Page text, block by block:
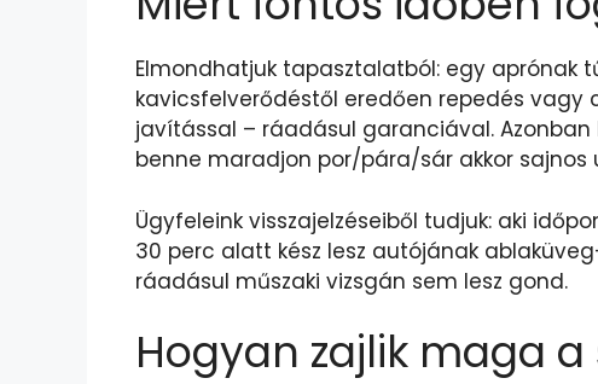
Elmondhatjuk tapasztalatból: egy aprónak
kavicsfelverődéstől eredően repedés
javítással – ráadásul garanciával.
benne maradjon por/pára/sár akkor
Ügyfeleink visszajelzéseiből tudjuk: aki
30 perc alatt kész lesz autójának
ráadásul műszaki vizsgán sem lesz gond.
Hogyan zajlik maga